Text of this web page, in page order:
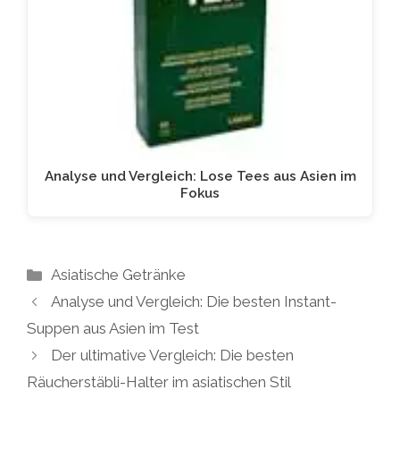
Analyse und Vergleich: Lose Tees aus Asien im
Fokus
Kategorien
Asiatische Getränke
Analyse und Vergleich: Die besten Instant-
Suppen aus Asien im Test
Der ultimative Vergleich: Die besten
Räucherstäbli-Halter im asiatischen Stil